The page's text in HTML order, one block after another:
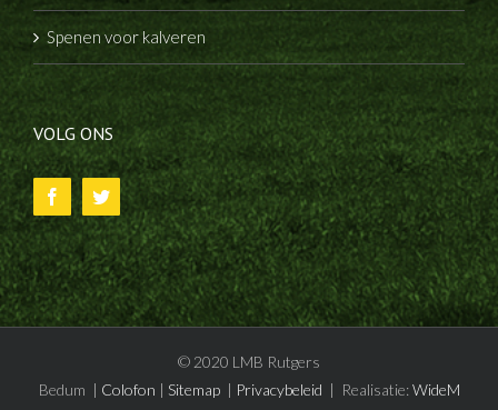
Spenen voor kalveren
VOLG ONS
© 2020 LMB Rutgers
Bedum | Colofon | Sitemap| Privacybeleid | Realisatie:WideM